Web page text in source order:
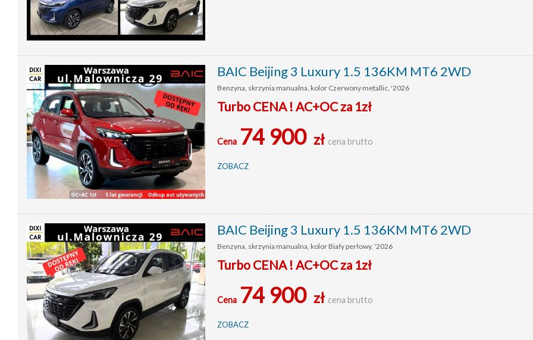
BAIC Beijing 3 Luxury 1.5 136KM MT6 2WD
Benzyna, skrzynia manualna, kolor Czerwony metallic, '2026
Turbo CENA ! AC+OC za 1zł
Cena 74 900 zł cena brutto
ZOBACZ
BAIC Beijing 3 Luxury 1.5 136KM MT6 2WD
Benzyna, skrzynia manualna, kolor Biały perłowy, '2026
Turbo CENA ! AC+OC za 1zł
Cena 74 900 zł cena brutto
ZOBACZ